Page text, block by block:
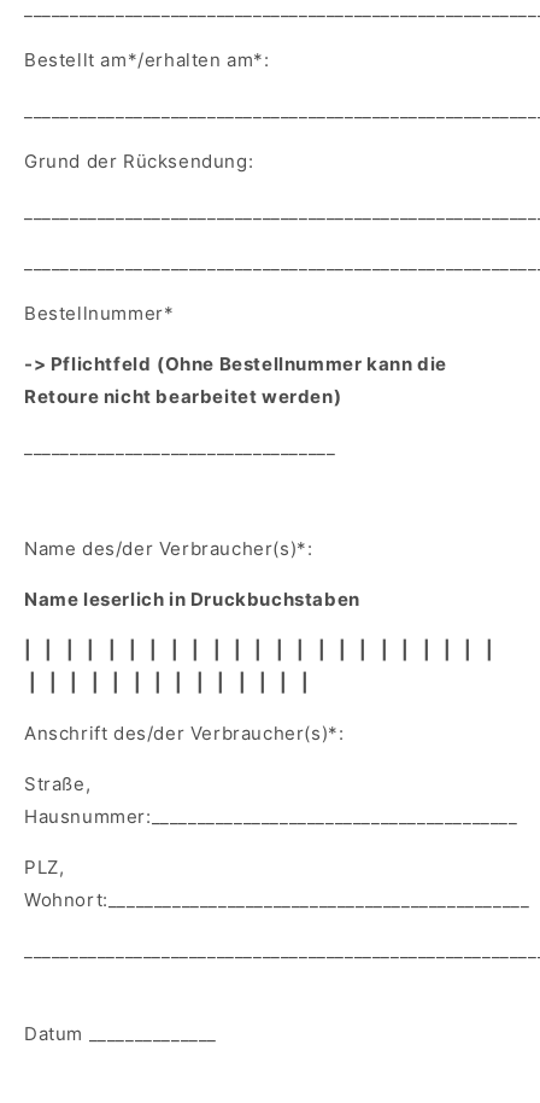
Bestellt am*/erhalten am*:
Grund der Rücksendung:
Bestellnummer*
-> Pflichtfeld (Ohne Bestellnummer kann die
Retoure nicht bearbeitet werden)
Name des/der Verbraucher(s)*:
Name leserlich in Druckbuchstaben
Anschrift des/der Verbraucher(s)*:
Straße,
Hausnummer:________________________________________
PLZ,
Wohnort:______________________________________________
Datum ______________